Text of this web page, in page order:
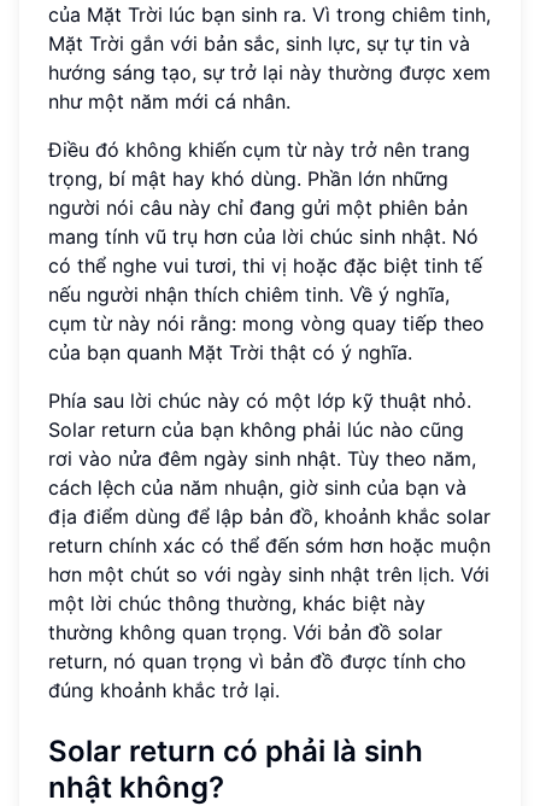
của Mặt Trời lúc bạn sinh ra. Vì trong chiêm tinh,
Mặt Trời gắn với bản sắc, sinh lực, sự tự tin và
hướng sáng tạo, sự trở lại này thường được xem
như một năm mới cá nhân.
Điều đó không khiến cụm từ này trở nên trang
trọng, bí mật hay khó dùng. Phần lớn những
người nói câu này chỉ đang gửi một phiên bản
mang tính vũ trụ hơn của lời chúc sinh nhật. Nó
có thể nghe vui tươi, thi vị hoặc đặc biệt tinh tế
nếu người nhận thích chiêm tinh. Về ý nghĩa,
cụm từ này nói rằng: mong vòng quay tiếp theo
của bạn quanh Mặt Trời thật có ý nghĩa.
Phía sau lời chúc này có một lớp kỹ thuật nhỏ.
Solar return của bạn không phải lúc nào cũng
rơi vào nửa đêm ngày sinh nhật. Tùy theo năm,
cách lệch của năm nhuận, giờ sinh của bạn và
địa điểm dùng để lập bản đồ, khoảnh khắc solar
return chính xác có thể đến sớm hơn hoặc muộn
hơn một chút so với ngày sinh nhật trên lịch. Với
một lời chúc thông thường, khác biệt này
thường không quan trọng. Với bản đồ solar
return, nó quan trọng vì bản đồ được tính cho
đúng khoảnh khắc trở lại.
Solar return có phải là sinh
nhật không?